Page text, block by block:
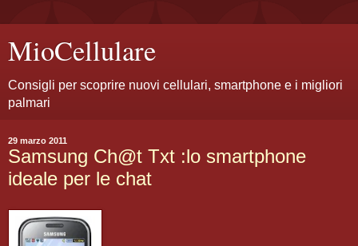
MioCellulare
Consigli per scoprire nuovi cellulari, smartphone e i migliori
palmari
29 marzo 2011
Samsung Ch@t Txt :lo smartphone
ideale per le chat